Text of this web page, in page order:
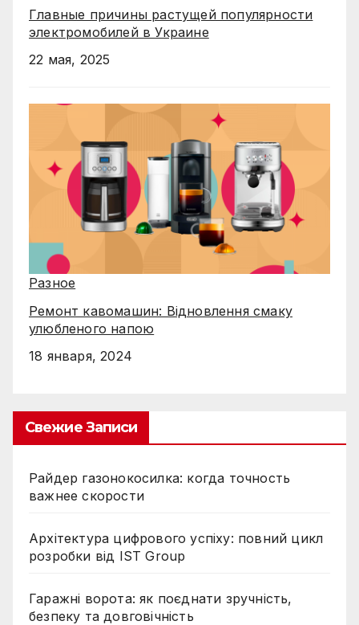
Главные причины растущей популярности
электромобилей в Украине
22 мая, 2025
Разное
Ремонт кавомашин: Відновлення смаку
улюбленого напою
18 января, 2024
Свежие Записи
Райдер газонокосилка: когда точность
важнее скорости
Архітектура цифрового успіху: повний цикл
розробки від IST Group
Гаражні ворота: як поєднати зручність,
безпеку та довговічність